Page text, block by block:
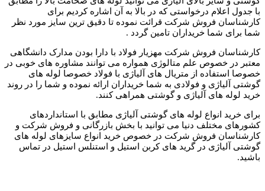
با جدول اعلام درخواستی که در بالا به آن اشاره کردیم برای
کارشناسان فروش شرکت قرائت نموده تا دقیق ترین سایز مورد نظر
شما برای شما خریداران تامین گردد .
کارشناسان فروش شرکت مهزیار فولاد با دارا بودن مدارک دانشگاهی
معتبر در خصوص علم متالوژی همواره می توانند مشاوره های خوبی در
خصوصا استفاده از متریال های آلیاژی با فولاد خصوصا لوله های
گوشتی آلیاژی و فولادی به شما خریداران ارائه نموده و شما را در روند
خرید لوله های آلیاژی و گوشتی همراهی کنند.
برای خرید انواع لوله های گوشتی آلیاژی مطابق با استانداردهای
کشورهای مختلف دنیا می توانید با بخش بازرگانی و فروش شرکت و
کارشناسان فروش شرکت در خصوص خرید انواع سایزهای لوله های
گوشتی آلیاژی در گرید های کربن استیل و استنلس استیل در تماس
باشید.